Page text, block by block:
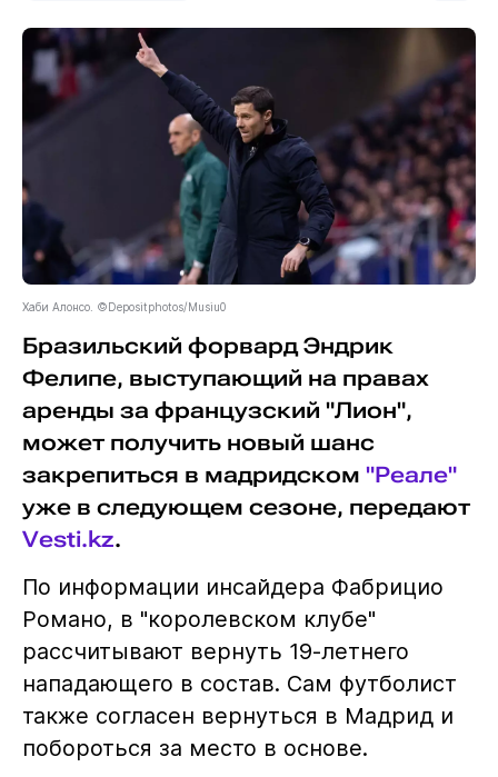
Хаби Алонсо. ©Depositphotos/Musiu0
Бразильский форвард Эндрик
Фелипе, выступающий на правах
аренды за французский "Лион",
может получить новый шанс
закрепиться в мадридском "Реале"
уже в следующем сезоне, передают
Vesti.kz.
По информации инсайдера Фабрицио
Романо, в "королевском клубе"
рассчитывают вернуть 19-летнего
нападающего в состав. Сам футболист
также согласен вернуться в Мадрид и
побороться за место в основе.